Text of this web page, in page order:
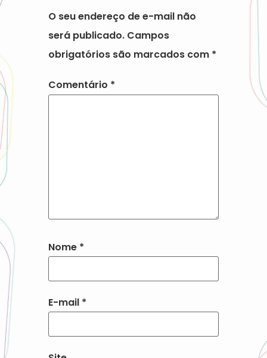
O seu endereço de e-mail não
será publicado. Campos
obrigatórios são marcados com *
Comentário *
Nome *
E-mail *